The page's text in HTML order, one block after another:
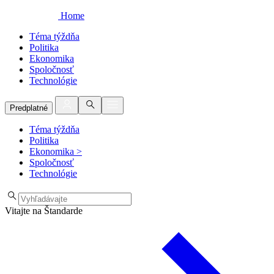
Home
Téma týždňa
Politika
Ekonomika
Spoločnosť
Technológie
Predplatné
Téma týždňa
Politika
Ekonomika >
Spoločnosť
Technológie
Vitajte na Štandarde